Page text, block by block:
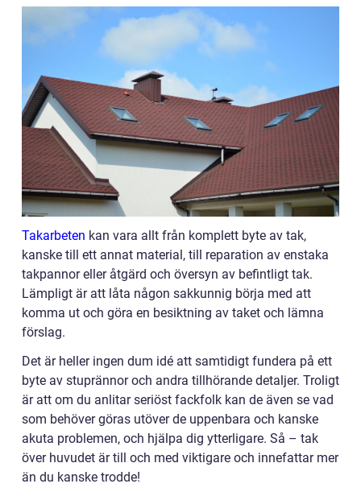
Takarbeten kan vara allt från komplett byte av tak,
kanske till ett annat material, till reparation av enstaka
takpannor eller åtgärd och översyn av befintligt tak.
Lämpligt är att låta någon sakkunnig börja med att
komma ut och göra en besiktning av taket och lämna
förslag.
Det är heller ingen dum idé att samtidigt fundera på ett
byte av stuprännor och andra tillhörande detaljer. Troligt
är att om du anlitar seriöst fackfolk kan de även se vad
som behöver göras utöver de uppenbara och kanske
akuta problemen, och hjälpa dig ytterligare. Så – tak
över huvudet är till och med viktigare och innefattar mer
än du kanske trodde!